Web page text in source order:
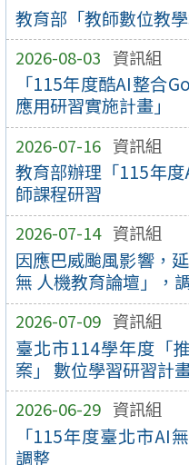
教育部「教師數位教
2026-08-03 資訊組
「115年度酷AI整合
應用研習實施計畫」
2026-07-16 資訊組
教育部辦理「115年
師課程研習
2026-07-14 資訊組
因應巴威颱風影響，
無 人機教育論壇」，
2026-07-09 資訊組
臺北市114學年度「
案」 數位學習研習計
2026-06-29 資訊組
「115年度臺北市AI
調整